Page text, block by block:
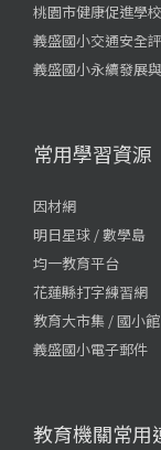
桃園市健康促進學
義盛國小交通安全
義盛國小永續發展
常用學習資源
因材網
明日星球 / 數學島
均一教育平台
花蓮縣打字練習網
教育大市集 / 國小館
義盛國小電子郵件
教育機關常用